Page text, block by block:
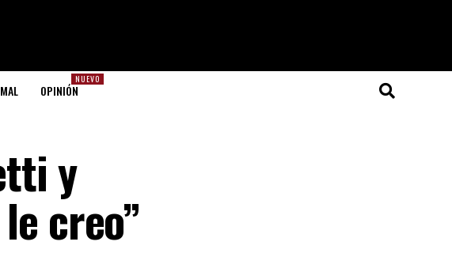
NUEVO
OPINIÓN
y
creo”